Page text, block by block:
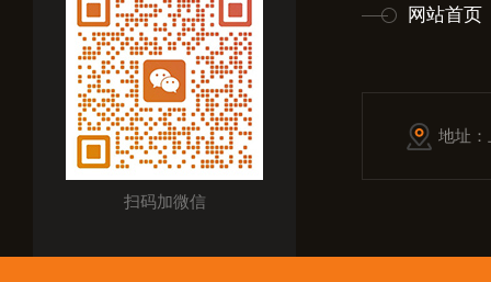
扫码加微信
网站首页
地址